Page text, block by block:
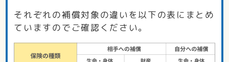
それぞれの補償対象の違いを以下の表にまとめ
ていますのでご確認ください。